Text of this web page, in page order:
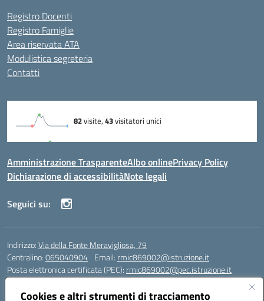
Cookies e altri strumenti di tracciamento
Registro Docenti
Registro Famiglie
Area riservata ATA
Modulistica segreteria
Contatti
Amministrazione TrasparenteAlbo onlinePrivacy Policy
Dichiarazione di accessibilitàNote legali
Seguici su:
Indirizzo:Via della Fonte Meravigliosa, 79
Centralino:065040904 Email: rmic869002@istruzione.it
Posta elettronica certificata (PEC): rmic869002@pec.istruzione.it
Codice fiscale: 97197090588